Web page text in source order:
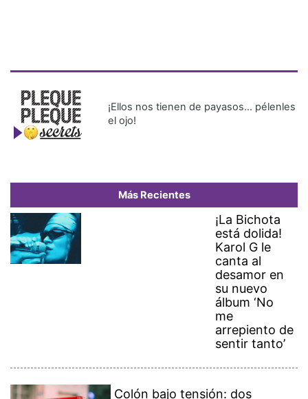
¡Ellos nos tienen de payasos… pélenles
el ojo!
Más Recientes
¡La Bichota
está dolida!
Karol G le
canta al
desamor en
su nuevo
álbum ‘No
me
arrepiento de
sentir tanto’
Colón bajo tensión: dos